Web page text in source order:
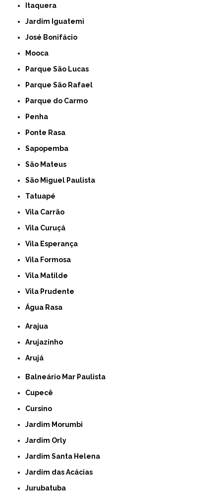
Itaquera
Jardim Iguatemi
José Bonifácio
Mooca
Parque São Lucas
Parque São Rafael
Parque do Carmo
Penha
Ponte Rasa
Sapopemba
São Mateus
São Miguel Paulista
Tatuapé
Vila Carrão
Vila Curuçá
Vila Esperança
Vila Formosa
Vila Matilde
Vila Prudente
Água Rasa
Arajua
Arujazinho
Arujá
Balneário Mar Paulista
Cupecê
Cursino
Jardim Morumbi
Jardim Orly
Jardim Santa Helena
Jardim das Acácias
Jurubatuba